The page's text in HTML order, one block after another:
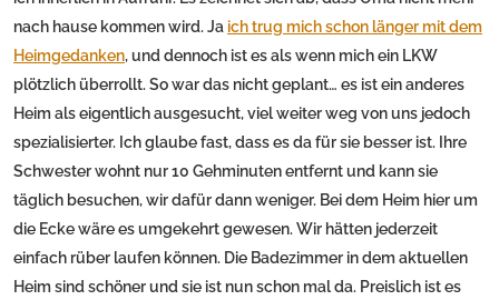
nach hause kommen wird. Ja ich trug mich schon länger mit dem
Heimgedanken, und dennoch ist es als wenn mich ein LKW
plötzlich überrollt. So war das nicht geplant… es ist ein anderes
Heim als eigentlich ausgesucht, viel weiter weg von uns jedoch
spezialisierter. Ich glaube fast, dass es da für sie besser ist. Ihre
Schwester wohnt nur 10 Gehminuten entfernt und kann sie
täglich besuchen, wir dafür dann weniger. Bei dem Heim hier um
die Ecke wäre es umgekehrt gewesen. Wir hätten jederzeit
einfach rüber laufen können. Die Badezimmer in dem aktuellen
Heim sind schöner und sie ist nun schon mal da. Preislich ist es